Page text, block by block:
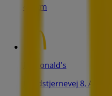
4.9 km
McDonald's
Nordstjernevej 8, Aalborg